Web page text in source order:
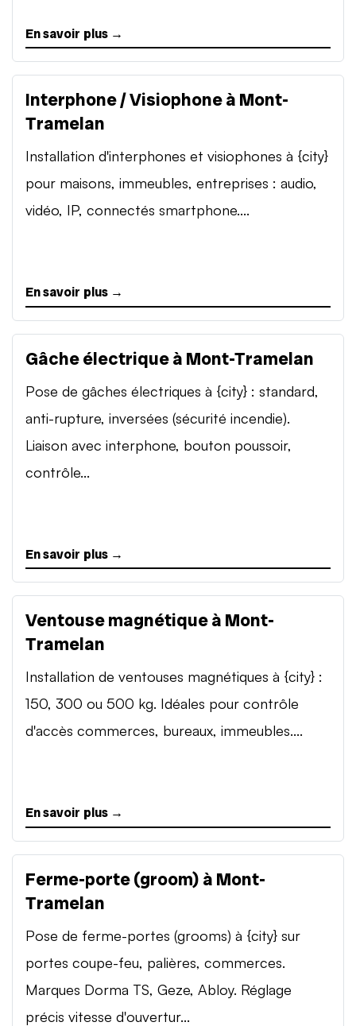
En savoir plus →
Interphone / Visiophone à Mont-
Tramelan
Installation d'interphones et visiophones à {city}
pour maisons, immeubles, entreprises : audio,
vidéo, IP, connectés smartphone....
En savoir plus →
Gâche électrique à Mont-Tramelan
Pose de gâches électriques à {city} : standard,
anti-rupture, inversées (sécurité incendie).
Liaison avec interphone, bouton poussoir,
contrôle...
En savoir plus →
Ventouse magnétique à Mont-
Tramelan
Installation de ventouses magnétiques à {city} :
150, 300 ou 500 kg. Idéales pour contrôle
d'accès commerces, bureaux, immeubles....
En savoir plus →
Ferme-porte (groom) à Mont-
Tramelan
Pose de ferme-portes (grooms) à {city} sur
portes coupe-feu, palières, commerces.
Marques Dorma TS, Geze, Abloy. Réglage
précis vitesse d'ouvertur...